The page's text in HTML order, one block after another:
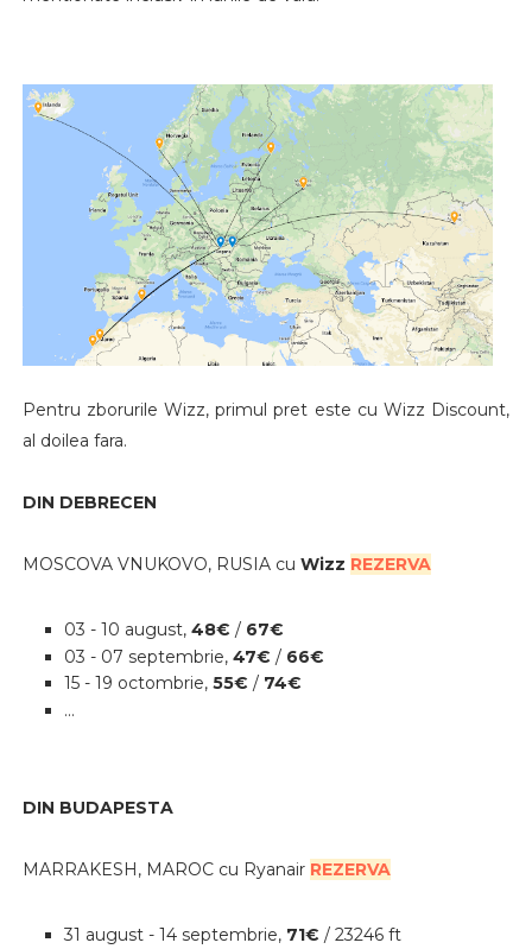
Pentru zborurile Wizz, primul pret este cu Wizz Discount,
al doilea fara.
DIN DEBRECEN
MOSCOVA VNUKOVO, RUSIA cu Wizz REZERVA
03 - 10 august,48€ /67€
03 - 07 septembrie,47€ /66€
15 - 19 octombrie,55€ /74€
...
DIN BUDAPESTA
MARRAKESH, MAROC cu Ryanair REZERVA
31 august - 14 septembrie,71€ / 23246 ft